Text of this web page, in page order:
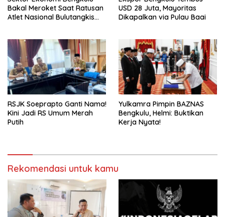
Bakal Meroket Saat Ratusan
Atlet Nasional Bulutangkis
USD 28 Juta, Mayoritas
Dikapalkan via Pulau Baai
RSJK Soeprapto Ganti Nama!
Kini Jadi RS Umum Merah
Putih
Yulkamra Pimpin BAZNAS
Bengkulu, Helmi: Buktikan
Kerja Nyata!
Rekomendasi untuk kamu